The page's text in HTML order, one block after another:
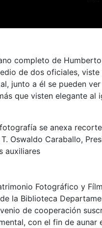
completo de
de dos oficiales,
junto a él se pueden
que visten elegante al
se anexa
Oswaldo Caraballo,
auxiliares
Fotográfico y
la Biblioteca
de cooperación
con el fin de aunar